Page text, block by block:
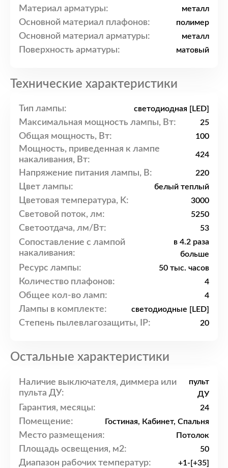
Материал арматуры: металл
Основной материал плафонов: полимер
Основной материал арматуры: металл
Поверхность арматуры: матовый
Технические характеристики
Тип лампы: светодиодная [LED]
Максимальная мощность лампы, Вт: 25
Общая мощность, Вт: 100
Мощность, приведенная к лампе
накаливания, Вт:
424
Напряжение питания лампы, В: 220
Цвет лампы: белый теплый
Цветовая температура, K: 3000
Световой поток, лм: 5250
Светоотдача, лм/Вт: 53
Сопоставление с лампой
накаливания:
в 4.2 раза
больше
Ресурс лампы: 50 тыс. часов
Количество плафонов: 4
Общее кол-во ламп: 4
Лампы в комплекте: светодиодные [LED]
Степень пылевлагозащиты, IP: 20
Остальные характеристики
Наличие выключателя, диммера или
пульта ДУ:
пульт
ДУ
Гарантия, месяцы: 24
Помещение: Гостиная, Кабинет, Спальня
Место размещения: Потолок
Площадь освещения, м2: 50
Диапазон рабочих температур: +1-[+35]